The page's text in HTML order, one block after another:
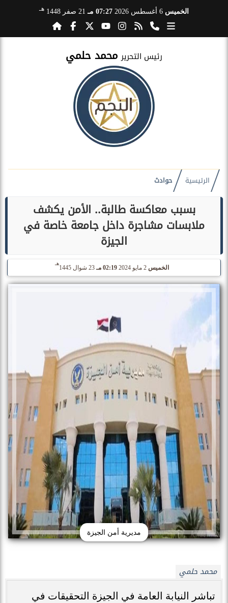
الخميس 07:27 مـ 21 صفر 1448 هـ
رئيس التحرير محمد حلمي
الرئيسية حوادث
بسبب معاكسة طالبة.. الأمن يكشف
ملابسات مشاجرة داخل جامعة خاصة في
الجيزة
الخميس 02:19 مـ 23 شوال 1445
هـ
مديرية أمن الجيزة
محمد حلمي
تباشر النيابة العامة في الجيزة التحقيقات في